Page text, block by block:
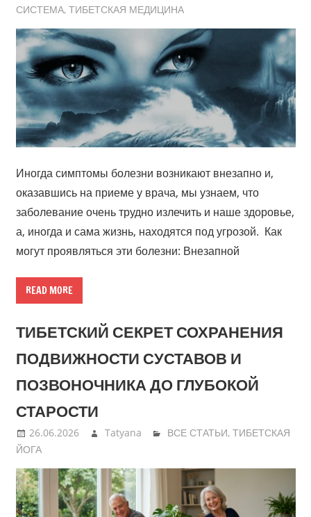
СИСТЕМА, ТИБЕТСКАЯ МЕДИЦИНА
Иногда симптомы болезни возникают внезапно и,
оказавшись на приеме у врача, мы узнаем, что
заболевание очень трудно излечить и наше здоровье,
а, иногда и сама жизнь, находятся под угрозой. Как
могут проявляться эти болезни: Внезапной
READ MORE
ТИБЕТСКИЙ СЕКРЕТ СОХРАНЕНИЯ
ПОДВИЖНОСТИ СУСТАВОВ И
ПОЗВОНОЧНИКА ДО ГЛУБОКОЙ
СТАРОСТИ
26.06.2026 Tatyana ВСЕ СТАТЬИ,ТИБЕТСКАЯ
ЙОГА